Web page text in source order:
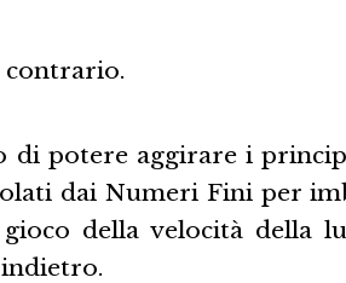
contrario.
di potere aggirare i
dai Numeri Fini per
della velocità della